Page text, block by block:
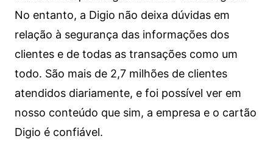
No entanto, a Digio não deixa dúvidas em
relação à segurança das informações dos
clientes e de todas as transações como um
todo. São mais de 2,7 milhões de clientes
atendidos diariamente, e foi possível ver em
nosso conteúdo que sim, a empresa e o cartão
Digio é confiável.